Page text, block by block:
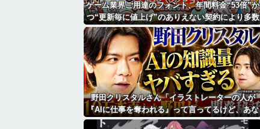
ゲーム業界ご用達のフォント、年間料金“53倍”か
つ“更新毎に値上げ”のありえない契約により多数
撤退へ・・・
野田クリスタルさん「イラストレーターの人が
『AIに仕事を奪われる』って言ってるけど、あな
た達は"仕事を奪う側"じゃない？」